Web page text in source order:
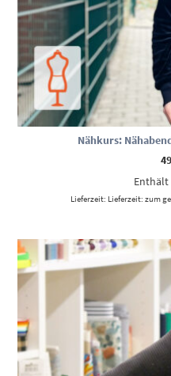
Nähkurs:
Enthält
Lieferzeit: Lieferzeit: zum